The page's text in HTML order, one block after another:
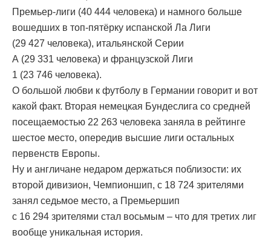
Премьер-лиги (40 444 человека) и намного больше
вошедших в топ-пятёрку испанской Ла Лиги
(29 427 человека), итальянской Серии
А (29 331 человека) и французской Лиги
1 (23 746 человека).
О большой любви к футболу в Германии говорит и вот
какой факт. Вторая немецкая Бундеслига со средней
посещаемостью 22 263 человека заняла в рейтинге
шестое место, опередив высшие лиги остальных
первенств Европы.
Ну и англичане недаром держаться поблизости: их
второй дивизион, Чемпионшип, с 18 724 зрителями
занял седьмое место, а Премьершип
с 16 294 зрителями стал восьмым – что для третих лиг
вообще уникальная история.